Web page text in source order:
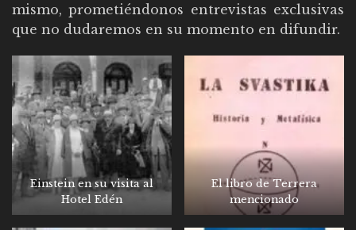
mismo, prometiéndonos entrevistas exclusivas
que no dudaremos en su momento en difundir.
Einstein en su visita al
Hotel Edén
El libro de Terrera
mencionado